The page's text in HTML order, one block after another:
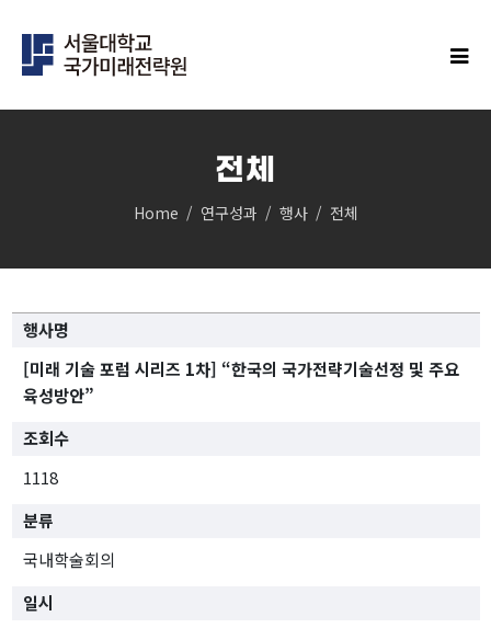
전체
Home 연구성과 행사 전체
행사명
[미래 기술 포럼 시리즈 1차] “한국의 국가전략기술선정 및 주요
육성방안”
조회수
1118
분류
국내학술회의
일시
IFS연구
클러스터
경제안보 클러스터
인구 클러스터
탄소중립 클러스터